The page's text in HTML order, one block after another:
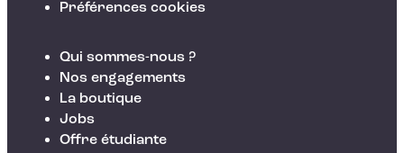
Préférences cookies
Qui sommes-nous ?
Nos engagements
La boutique
Jobs
Offre étudiante